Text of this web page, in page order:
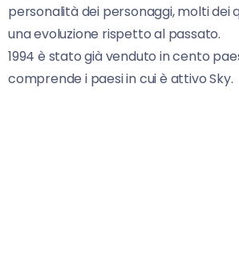
personalità dei personaggi, molti dei
una evoluzione rispetto al passato.
1994 è stato già venduto in cento
comprende i paesi in cui è attivo Sky.